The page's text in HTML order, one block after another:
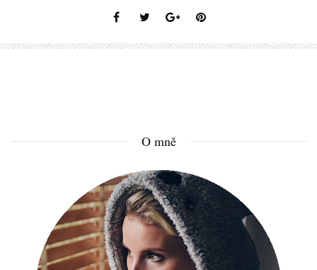
O mně